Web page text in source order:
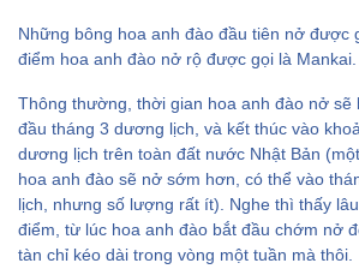
7. Kyoto
9. Nara
10. Osaka
11. Shizuoka
12. Tokyo
III. Tour du lịch Nhật
Những bông hoa anh đào đầu tiên nở được
điểm hoa anh đào nở rộ được gọi là Mankai.
Thông thường, thời gian hoa anh đào nở sẽ
đầu tháng 3 dương lịch, và kết thúc vào
dương lịch trên toàn đất nước Nhật Bản
hoa anh đào sẽ nở sớm hơn, có thể vào
lịch, nhưng số lượng rất ít). Nghe thì thấy
điểm, từ lúc hoa anh đào bắt đầu chớm nở
tàn chỉ kéo dài trong vòng một tuần mà thôi.